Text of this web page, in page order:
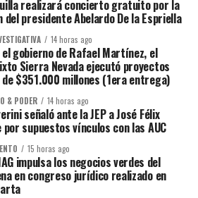
realizará concierto gratuito por la
del presidente Abelardo De la Espriella
14 horas ago
gobierno de Rafael Martínez, el
Sierra Nevada ejecutó proyectos
$351.000 millones (1era entrega)
& PODER 14 horas ago
señaló ante la JEP a José Félix
supuestos vínculos con las AUC
15 horas ago
impulsa los negocios verdes del
en congreso jurídico realizado en